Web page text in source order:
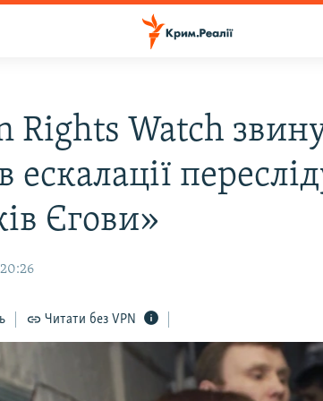
Rights Watch
ескалації
Єгови»
Читати без VPN